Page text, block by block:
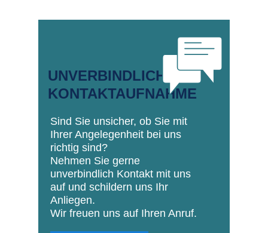
UNVERBINDLICHE
KONTAKTAUFNAHME
Sind Sie unsicher, ob Sie mit
Ihrer Angelegenheit bei uns
richtig sind?
Nehmen Sie gerne
unverbindlich Kontakt mit uns
auf und schildern uns Ihr
Anliegen.
Wir freuen uns auf Ihren Anruf.